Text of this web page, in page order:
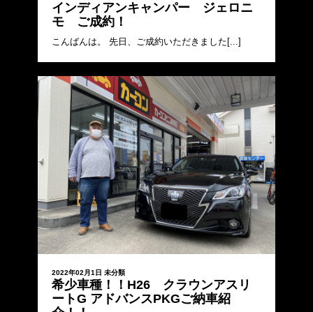
インディアンキャンパー ジェロニ
モ ご成約！
こんばんは。 先日、ご成約いただきました[...]
2022年02月1日 未分類
希少車種！！H26 クラウンアスリ
ートG アドバンスPKGご納車紹